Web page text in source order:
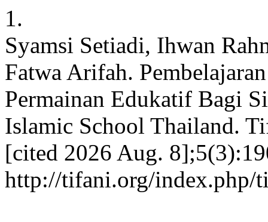
1.
Syamsi Setiadi, Ihwan
Fatwa Arifah.
Permainan Edukatif Bagi
Islamic School Thailand.
[cited 2026 Aug.
http://tifani.org/index.php/